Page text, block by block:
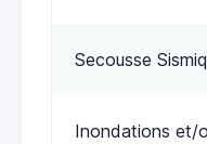
Secousse
Inondations et/